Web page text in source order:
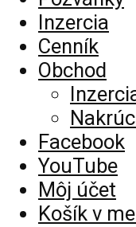
Inzercia
Cenník
Obchod
Facebook
YouTube
Môj účet
Košík v